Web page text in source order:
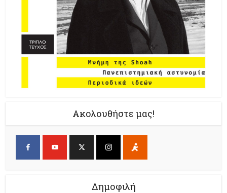
Ακολουθήστε μας!
Δημοφιλή